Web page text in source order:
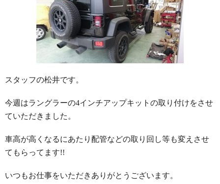
スタッフの松井です。
今週はラングラーの4インチアップキットの取り付けをさせ
ていただきました。
車高が高くなるにあたり配管などの取り回し等も変えさせ
てもらってます!!
いつもお仕事をいただきありがとうございます。